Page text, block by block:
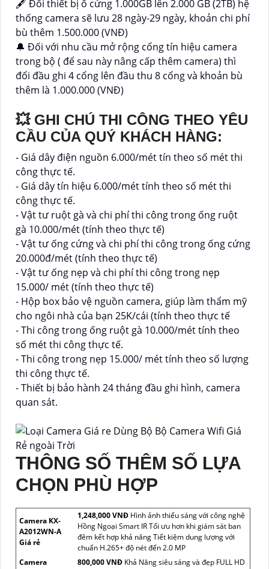
🖋 Đổi thiết bị ổ cứng 1.000GB lên 2.000 GB (2TB) hệ
thống camera sẽ lưu 28 ngày-29 ngày, khoản chi phí
bù thêm 1.500.000 (VNĐ)
🔔 Đối với nhu cầu mở rộng cổng tín hiệu camera
trong bộ ( để sau này nâng cấp thêm camera) thì
đổi đầu ghi 4 cổng lên đầu thu 8 cổng và khoản bù
thêm là 1.000.000 (VNĐ)
💥 GHI CHÚ THI CÔNG THEO YÊU
CẦU CỦA QUÝ KHÁCH HÀNG:
- Giá dây điện nguồn 6.000/mét tín theo số mét thi
công thực tế.
- Giá dây tín hiệu 6.000/mét tính theo số mét thi
công thực tế.
- Vật tư ruột gà và chi phí thi công trong ống ruột
gà 10.000/mét (tính theo thực tế)
- Vật tư ống cứng và chi phí thi công trong ống cứng
20.000đ/mét (tính theo thực tế)
- Vật tư ống nẹp và chi phí thi công trong nẹp
15.000/ mét (tính theo thực tế)
- Hộp box bảo vệ nguồn camera, giúp làm thẩm mỹ
cho ngôi nhà của bạn 25K/cái (tính theo thực tế
- Thi công trong ống ruột gà 10.000/mét tính theo
số mét thi công thực tế.
- Thi công trong nẹp 15.000/ mét tính theo số lượng
thi công thực tế.
- Thiết bị bảo hành 24 tháng đầu ghi hình, camera
quan sát.
THÔNG SỐ THÊM SỐ LỰA
CHỌN PHÙ HỢP
Camera KX-
A2012WN-A
Giá rẻ
1,248,000 VNĐ Hình ảnh thiếu sáng với công nghệ
Hồng Ngoại Smart IR Tối ưu hơn khi giám sát ban
đêm kết hợp khả năng Tiết kiệm dung lượng với
chuẩn H.265+ độ nét đến 2.0 MP
Camera
800,000 VNĐ Khả Năng siêu sáng và đẹp FULL HD